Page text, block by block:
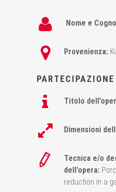
Nome e
Provenienza:
Titolo
Dimensioni
Tecnica e/o
dell’opera:
reduction in a